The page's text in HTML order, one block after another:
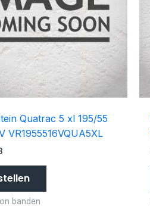
Quatrac 5 xl 195/55
VR1955516VQUA5XL
banden